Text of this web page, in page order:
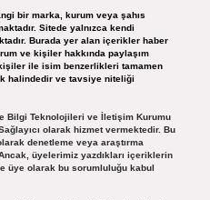
bir marka, kurum veya şahıs
Sitede yalnızca kendi
Burada yer alan içerikler haber
ve kişiler hakkında paylaşım
ile isim benzerlikleri tamamen
halindedir ve tavsiye niteliği
Bilgi Teknolojileri ve İletişim Kurumu
olarak hizmet vermektedir. Bu
denetleme veya araştırma
üyelerimiz yazdıkları içeriklerin
üye olarak bu sorumluluğu kabul